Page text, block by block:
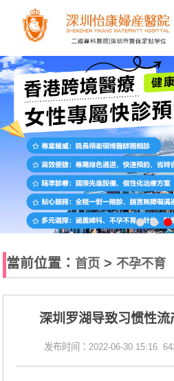
當前位置： 首页 > 不孕不育
深圳罗湖导致习惯性
发布时间：2022-06-30 15:16